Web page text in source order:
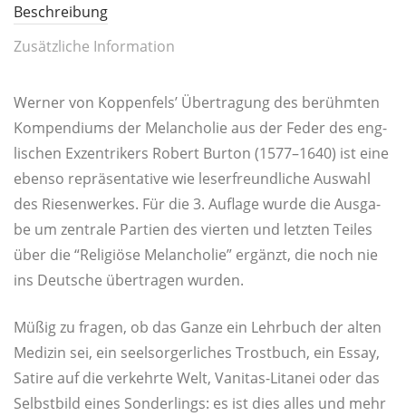
Beschreibung
Zusätzliche Information
Wer­ner von Kop­pen­fels’ Über­tra­gung des berühm­ten
Kom­pen­di­ums der Melan­cho­lie aus der Feder des eng­
li­schen Exzen­tri­kers Robert Bur­ton (1577–1640) ist eine
eben­so reprä­sen­ta­ti­ve wie leser­freund­li­che Aus­wahl
des Rie­sen­wer­kes. Für die 3. Auf­la­ge wur­de die Aus­ga­
be um zen­tra­le Par­tien des vier­ten und letz­ten Tei­les
über die “Reli­giö­se Melan­cho­lie” ergänzt, die noch nie
ins Deut­sche über­tra­gen wurden.
Müßig zu fra­gen, ob das Gan­ze ein Lehr­buch der alten
Medi­zin sei, ein seel­sor­ger­li­ches Trost­buch, ein Essay,
Sati­re auf die ver­kehr­te Welt, Vani­tas-Lita­nei oder das
Selbst­bild eines Son­der­lings: es ist dies alles und mehr